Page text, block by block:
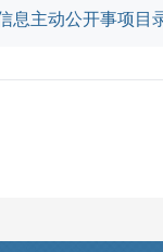
息主动公开事项目